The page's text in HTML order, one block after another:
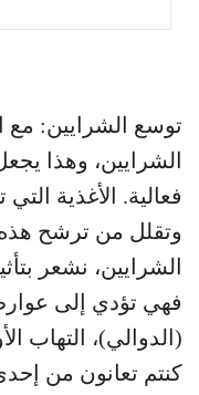
توسع الشرايين:
الشرايين، وهذا
فعالية. الأغذية
وتقلل من ترشح
الشرايين، نشعر
فهي تؤدي إلى
(الدوالي)، التهاب
كنتم تعانون من